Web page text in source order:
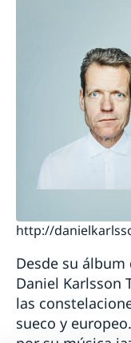
http://
Desde su álbum
Daniel Karlsson
las
sueco y